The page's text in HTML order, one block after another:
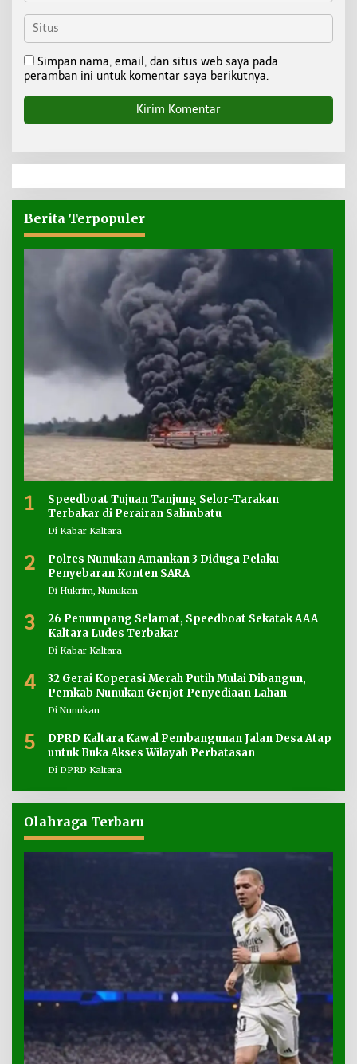
Simpan nama, email, dan situs web saya pada
peramban ini untuk komentar saya berikutnya.
Berita Terpopuler
1
Speedboat Tujuan Tanjung Selor-Tarakan
Terbakar di Perairan Salimbatu
Di Kabar Kaltara
2
Polres Nunukan Amankan 3 Diduga Pelaku
Penyebaran Konten SARA
Di Hukrim, Nunukan
3
26 Penumpang Selamat, Speedboat Sekatak AAA
Kaltara Ludes Terbakar
Di Kabar Kaltara
4
32 Gerai Koperasi Merah Putih Mulai Dibangun,
Pemkab Nunukan Genjot Penyediaan Lahan
Di Nunukan
5
DPRD Kaltara Kawal Pembangunan Jalan Desa Atap
untuk Buka Akses Wilayah Perbatasan
Di DPRD Kaltara
Olahraga Terbaru